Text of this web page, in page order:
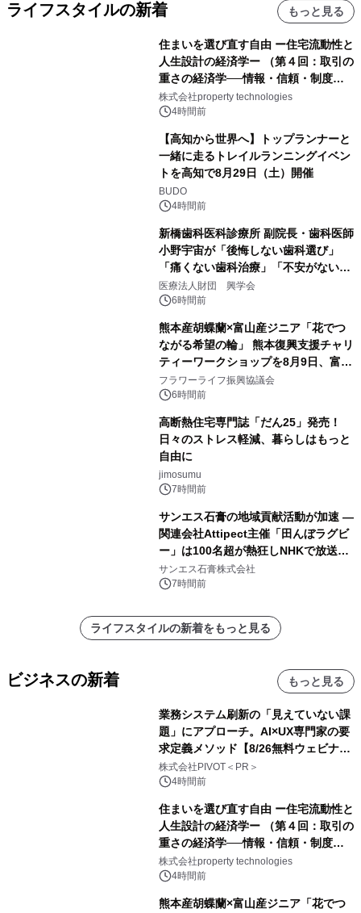
ライフスタイルの新着 もっと見る
住まいを選び直す自由 ー住宅流動性と
人生設計の経済学ー （第４回：取引の
重さの経済学──情報・信頼・制度を
PropTechはどう組み替えるか）｜
PropTech-Lab
株式会社property technologies
4時間前
【高知から世界へ】トップランナーと
一緒に走るトレイルランニングイベン
トを高知で8月29日（土）開催
BUDO
4時間前
新橋歯科医科診療所 副院長・歯科医師
小野宇宙が「後悔しない歯科選び」
「痛くない歯科治療」「不安がない治
療計画」をテーマに専門監修
医療法人財団 興学会
6時間前
熊本産胡蝶蘭×富山産ジニア「花でつ
ながる希望の輪」 熊本復興支援チャリ
ティーワークショップを8月9日、富
山・射水で開催
フラワーライフ振興協議会
6時間前
高断熱住宅専門誌「だん25」発売！
日々のストレス軽減、暮らしはもっと
自由に
jimosumu
7時間前
サンエス石膏の地域貢献活動が加速 ―
関連会社Attipect主催「田んぼラグビ
ー」は100名超が熱狂しNHKで放送さ
れました。
サンエス石膏株式会社
7時間前
ライフスタイルの新着をもっと見る
ビジネスの新着 もっと見る
業務システム刷新の「見えていない課
題」にアプローチ。AI×UX専門家の要
求定義メソッド【8/26無料ウェビナ
ー】株式会社PIVOT
株式会社PIVOT＜PR＞
4時間前
住まいを選び直す自由 ー住宅流動性と
人生設計の経済学ー （第４回：取引の
重さの経済学──情報・信頼・制度を
PropTechはどう組み替えるか）｜
PropTech-Lab
株式会社property technologies
4時間前
熊本産胡蝶蘭×富山産ジニア「花でつ